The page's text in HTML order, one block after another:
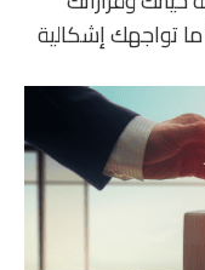
ما تواجهك إشكالية